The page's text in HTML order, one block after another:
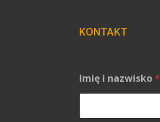
KONTAKT
e
-
a
Imię i nazwisko*